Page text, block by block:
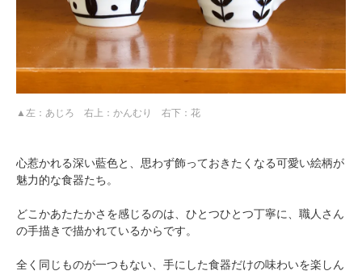
左：あじろ 右上：かんむり 右下：花
心惹かれる深い藍色と、思わず飾っておきたくなる可愛い絵柄が
魅力的な食器たち。
どこかあたたかさを感じるのは、ひとつひとつ丁寧に、職人さん
の手描きで描かれているからです。
全く同じものが一つもない、手にした食器だけの味わいを楽しん